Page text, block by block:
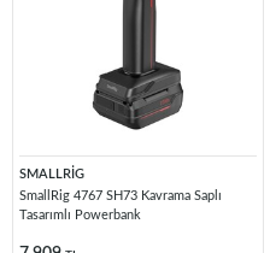
SMALLRİG
SmallRig 4767 SH73 Kavrama Saplı
Tasarımlı Powerbank